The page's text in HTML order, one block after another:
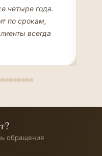
четыре года.
по срокам,
всегда
обращения